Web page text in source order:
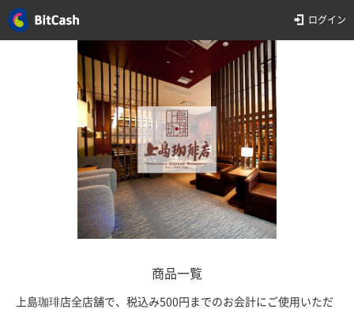
ログイン
商品一覧
上島珈琲店全店舗で、税込み500円までのお会計にご使用いただ